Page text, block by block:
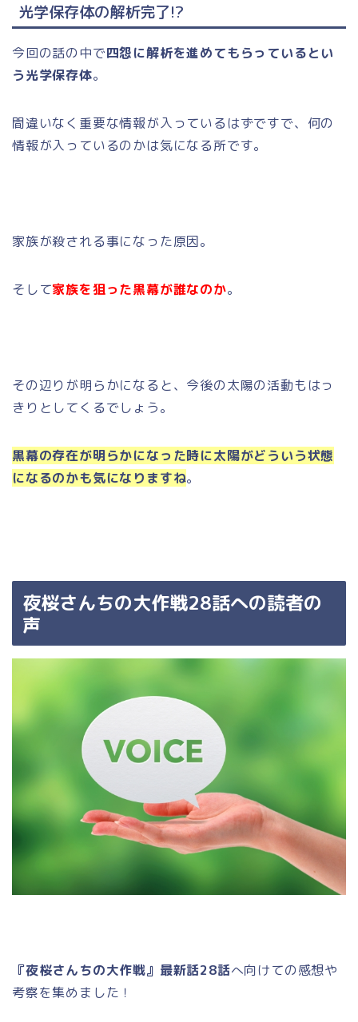
光学保存体の解析完了!?
今回の話の中で四怨に解析を進めてもらっているとい
う光学保存体。
間違いなく重要な情報が入っているはずですで、何の
情報が入っているのかは気になる所です。
家族が殺される事になった原因。
そして家族を狙った黒幕が誰なのか。
その辺りが明らかになると、今後の太陽の活動もはっ
きりとしてくるでしょう。
黒幕の存在が明らかになった時に太陽がどういう状態
になるのかも気になりますね。
夜桜さんちの大作戦28話への読者の
声
『夜桜さんちの大作戦』最新話28話へ向けての感想や
考察を集めました！